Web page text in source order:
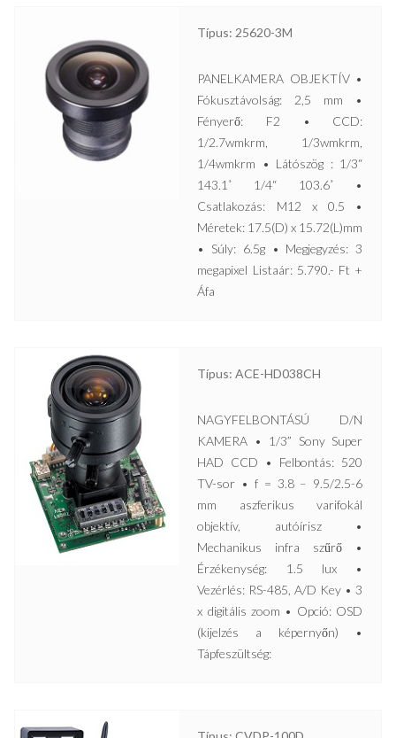
Típus: 25620-3M
PANELKAMERA OBJEKTÍV •
Fókusztávolság: 2,5 mm •
Fényerő: F2 • CCD:
1/2.7wmkrm, 1/3wmkrm,
1/4wmkrm • Látószög : 1/3“
143.1˚ 1/4“ 103.6˚ •
Csatlakozás: M12 x 0.5 •
Méretek: 17.5(D) x 15.72(L)mm
• Súly: 6.5g • Megjegyzés: 3
megapixel Listaár: 5.790.- Ft +
Áfa
Típus: ACE-HD038CH
NAGYFELBONTÁSÚ D/N
KAMERA • 1/3” Sony Super
HAD CCD • Felbontás: 520
TV-sor • f = 3.8 – 9.5/2.5-6
mm aszferikus varifokál
objektív, autóírisz •
Mechanikus infra szűrő •
Érzékenység: 1.5 lux •
Vezérlés: RS-485, A/D Key • 3
x digitális zoom • Opció: OSD
(kijelzés a képernyőn) •
Tápfeszültség: